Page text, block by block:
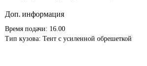
Доп. информация
Время подачи: 16.00
Тип кузова: Тент с усиленной обрешеткой